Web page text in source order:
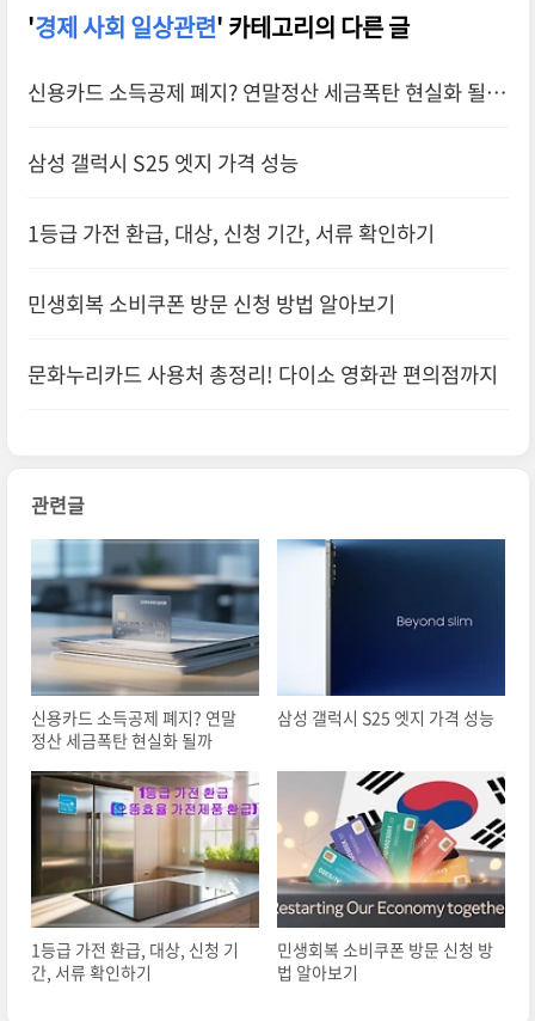
'경제 사회 일상관련' 카테고리의 다른 글
신용카드 소득공제 폐지? 연말정산 세금폭탄 현실화 될까
삼성 갤럭시 S25 엣지 가격 성능
1등급 가전 환급, 대상, 신청 기간, 서류 확인하기
민생회복 소비쿠폰 방문 신청 방법 알아보기
문화누리카드 사용처 총정리! 다이소 영화관 편의점까지
관련글
신용카드 소득공제 폐지? 연말
정산 세금폭탄 현실화 될까
삼성 갤럭시 S25 엣지 가격 성능
1등급 가전 환급, 대상, 신청 기
간, 서류 확인하기
민생회복 소비쿠폰 방문 신청 방
법 알아보기